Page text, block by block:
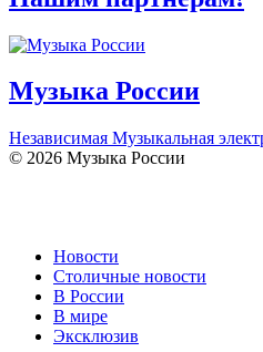
Музыка России
Независимая Музыкальная
© 2026 Музыка России
Новости
Столичные новости
В России
В мире
Эксклюзив